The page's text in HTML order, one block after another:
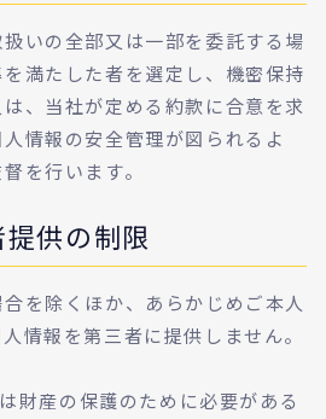
いの全部又は一部を委託する場
満たした者を選定し、機密保持
、当社が定める約款に合意を求
情報の安全管理が図られるよ
を行います。
供の制限
を除くほか、あらかじめご本人
情報を第三者に提供しません。
財産の保護のために必要がある